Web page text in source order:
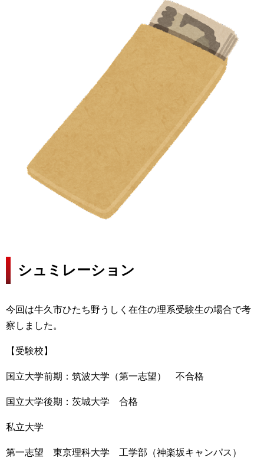
シュミレーション
今回は牛久市ひたち野うしく在住の理系受験生の場合で考
察しました。
【受験校】
国立大学前期：筑波大学（第一志望） 不合格
国立大学後期：茨城大学 合格
私立大学
第一志望 東京理科大学 工学部（神楽坂キャンパス）